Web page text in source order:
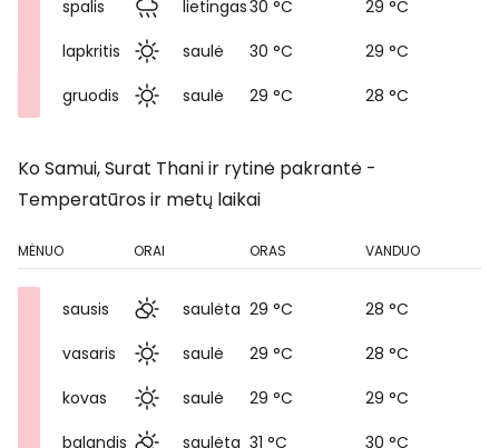
spalis lietingas30 °C
29 °C
lapkritis
saulė 30 °C
29 °C
gruodis
saulė 29 °C 28 °C
Ko Samui, Surat Thani ir rytinė pakrantė -
Temperatūros ir metų laikai
MĖNUO ORAI ORAS VANDUO
sausis saulėta 29 °C
28 °C
vasaris
saulė 29 °C
28 °C
kovas
saulė 29 °C
29 °C
balandis
saulėta 31 °C
30 °C